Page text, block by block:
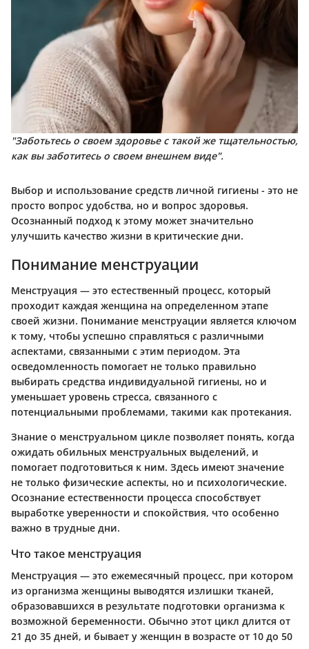
"Заботьтесь о своем здоровье с такой же тщательностью,
как вы заботитесь о своем внешнем виде".
Выбор и использование средств личной гигиены - это не
просто вопрос удобства, но и вопрос здоровья.
Осознанный подход к этому может значительно
улучшить качество жизни в критические дни.
Понимание менструации
Менструация — это естественный процесс, который
проходит каждая женщина на определенном этапе
своей жизни. Понимание менструации является ключом
к тому, чтобы успешно справляться с различными
аспектами, связанными с этим периодом. Эта
осведомленность помогает не только правильно
выбирать средства индивидуальной гигиены, но и
уменьшает уровень стресса, связанного с
потенциальными проблемами, такими как протекания.
Знание о менструальном цикле позволяет понять, когда
ожидать обильных менструальных выделений, и
помогает подготовиться к ним. Здесь имеют значение
не только физические аспекты, но и психологические.
Осознание естественности процесса способствует
выработке уверенности и спокойствия, что особенно
важно в трудные дни.
Что такое менструация
Менструация — это ежемесячный процесс, при котором
из организма женщины выводятся излишки тканей,
образовавшихся в результате подготовки организма к
возможной беременности. Обычно этот цикл длится от
21 до 35 дней, и бывает у женщин в возрасте от 10 до 50